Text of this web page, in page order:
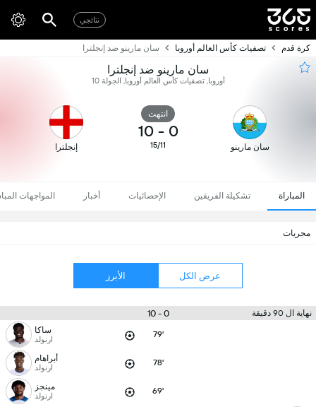
نتائجي
كرة قدم تصفيات كأس العالم أوروبا سان مارينو ضد إنجلترا
سان مارينو ضد إنجلترا
أوروبا, تصفيات كأس العالم أوروبا, الجولة 10
سان مارينو
انتهت
0
-
10
15/11 إنجلترا
المباراة تشكيلة الفريقين الإحصائيات أخبار المواجهات
مجريات
عرض الكل الأبرز
نهاية ال 90 دقيقة 0 - 10
79' ساكا
ارنولد
78' أبراهام
ارنولد
69' مينجز
ارنولد